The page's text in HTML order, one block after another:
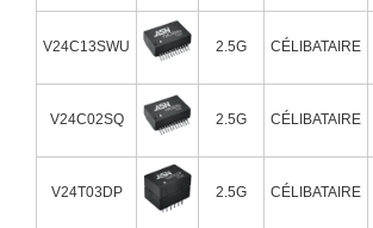
V24C13SWU 2.5G CÉLIBATAIRE
V24C02SQ 2.5G CÉLIBATAIRE
V24T03DP 2.5G CÉLIBATAIRE